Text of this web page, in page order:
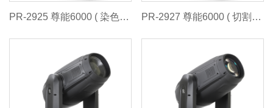
PR-2925 尊能6000 ( 染色灯 1400W) PR-2927 尊能6000 ( 切割灯 1400W )